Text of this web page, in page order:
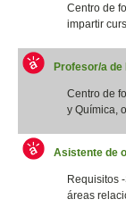
Centro de
impartir
Profesor/a
Centro de
y Química,
Asistente de
Requisitos
áreas